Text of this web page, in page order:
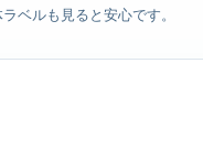
ベルも見ると安心です。